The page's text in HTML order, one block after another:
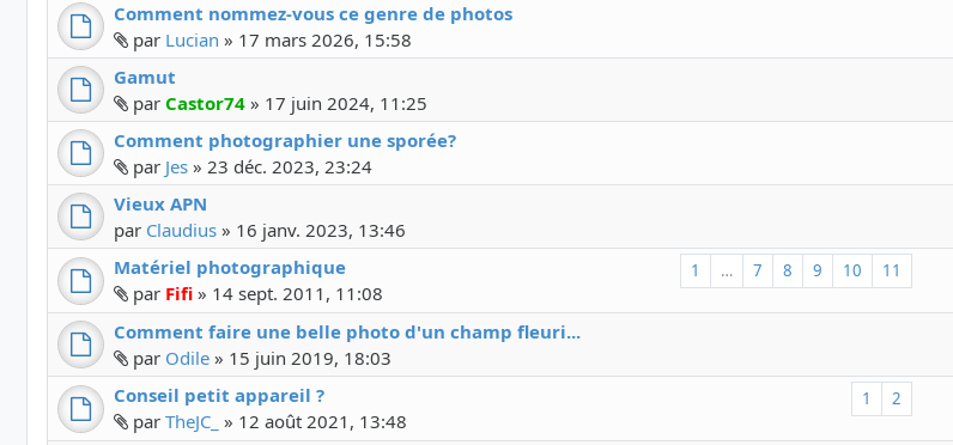
Comment nommez-vous ce genre de photos
Fichier(s) joint(s)
par Lucian » 17 mars 2026, 15:58
Gamut
Fichier(s) joint(s)
par Castor74 » 17 juin 2024, 11:25
Comment photographier une sporée?
Fichier(s) joint(s)
par Jes » 23 déc. 2023, 23:24
Vieux APN
par Claudius » 16 janv. 2023, 13:46
1 … 7 8 9 10 11
Matériel photographique
Fichier(s) joint(s)
par Fifi » 14 sept. 2011, 11:08
Comment faire une belle photo d'un champ fleuri...
Fichier(s) joint(s)
par Odile » 15 juin 2019, 18:03
1 2
Conseil petit appareil ?
Fichier(s) joint(s)
par TheJC_ » 12 août 2021, 13:48